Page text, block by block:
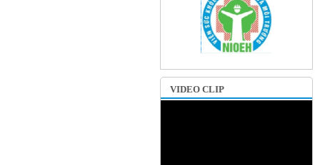
VIDEO CLIP